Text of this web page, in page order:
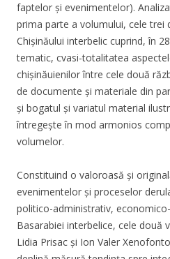
faptelor și evenimentelor).
prima parte a volumului, cele
Chișinăului interbelic cuprind, în
tematic, cvasi-totalitatea
chișinăuienilor între cele două
de documente și materiale din
și bogatul și variatul material
întregește în mod armonios
volumelor.
Constituind o valoroasă și
evenimentelor și proceselor
politico-administrativ,
Basarabiei interbelice, cele două
Lidia Prisac și Ion Valer